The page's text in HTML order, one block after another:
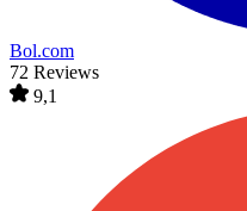
Bol.com
72 Reviews
9,1